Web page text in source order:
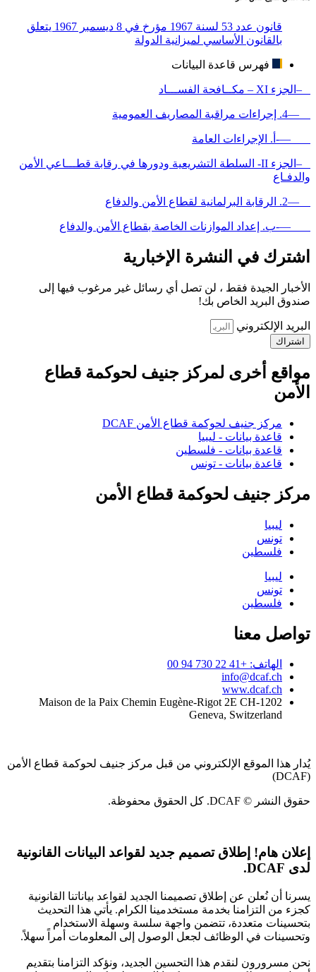
قانون عدد 53 لسنة 1967 مؤرخ في 8 ديسمبر 1967 يتعلق
بالقانون الأساسي لميزانية الدولة
فهرس قاعدة البيانات
–الجزء XI – مكــافحة الفســـاد
—4. إجراءات مراقبة المصاريف العمومية
—-أ. الإجراءات العامة
–الجزء II- السلطة التشريعية ودورها في رقابة قطـــاعي الأمن
والدفـاع
—2. الرقابة البرلمانية لقطاع الأمن والدفاع
—-ب. إعداد الموازنات الخاصة بقطاع الأمن والدفاع
اشترك في النشرة الإخبارية
الأخبار الجيدة فقط ، لن تصل أي رسائل غير مرغوب فيها إلى
صندوق البريد الخاص بك!
البريد الإلكتروني
اشتراك
مواقع أخرى لمركز جنيف لحوكمة قطاع
الأمن
مركز جنيف لحوكمة قطاع الأمن DCAF
قاعدة بيانات - ليبيا
قاعدة بيانات - فلسطين
قاعدة بيانات - تونس
مركز جنيف لحوكمة قطاع الأمن
ليبيا
تونس
فلسطين
ليبيا
تونس
فلسطين
تواصل معنا
الهاتف: +41 22 730 94 00
info@dcaf.ch
www.dcaf.ch
Maison de la Paix Chemin Eugène-Rigot 2E CH-1202
Geneva, Switzerland
يُدار هذا الموقع الإلكتروني من قبل مركز جنيف لحوكمة قطاع الأمن
(DCAF)
حقوق النشر © DCAF. كل الحقوق محفوظة.
إعلان هام! إطلاق تصميم جديد لقواعد البيانات القانونية
لدى DCAF.
يسرنا أن نُعلن عن إطلاق تصميمنا الجديد لقواعد بياناتنا القانونية
كجزء من التزامنا بخدمة مستخدمينا الكرام. يأتي هذا التحديث
بتحسينات متعددة، تتضمن واجهة سلسة وسهلة الاستخدام
وتحسينات في الوظائف لجعل الوصول إلى المعلومات أمراً سهلاً.
نحن مسرورون لنقدم هذا التحسين الجديد، ونؤكد التزامنا بتقديم